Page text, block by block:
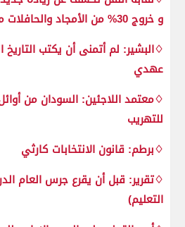
و خروج 30% من الأمجاد والحافلات من الخدمة
♢البشير: لم أتمنى أن يكتب
عهدي
♢معتمد اللاجئين: السودان من
للتهريب
♢برطم: قانون الانتخابات كارثي
♢تقرير: قبل أن يقرع جرس العام
التعليم)